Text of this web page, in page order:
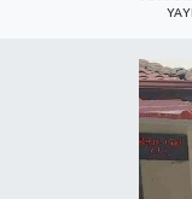
Resmi İlanlar
Son Dakika
Haber Arşivi